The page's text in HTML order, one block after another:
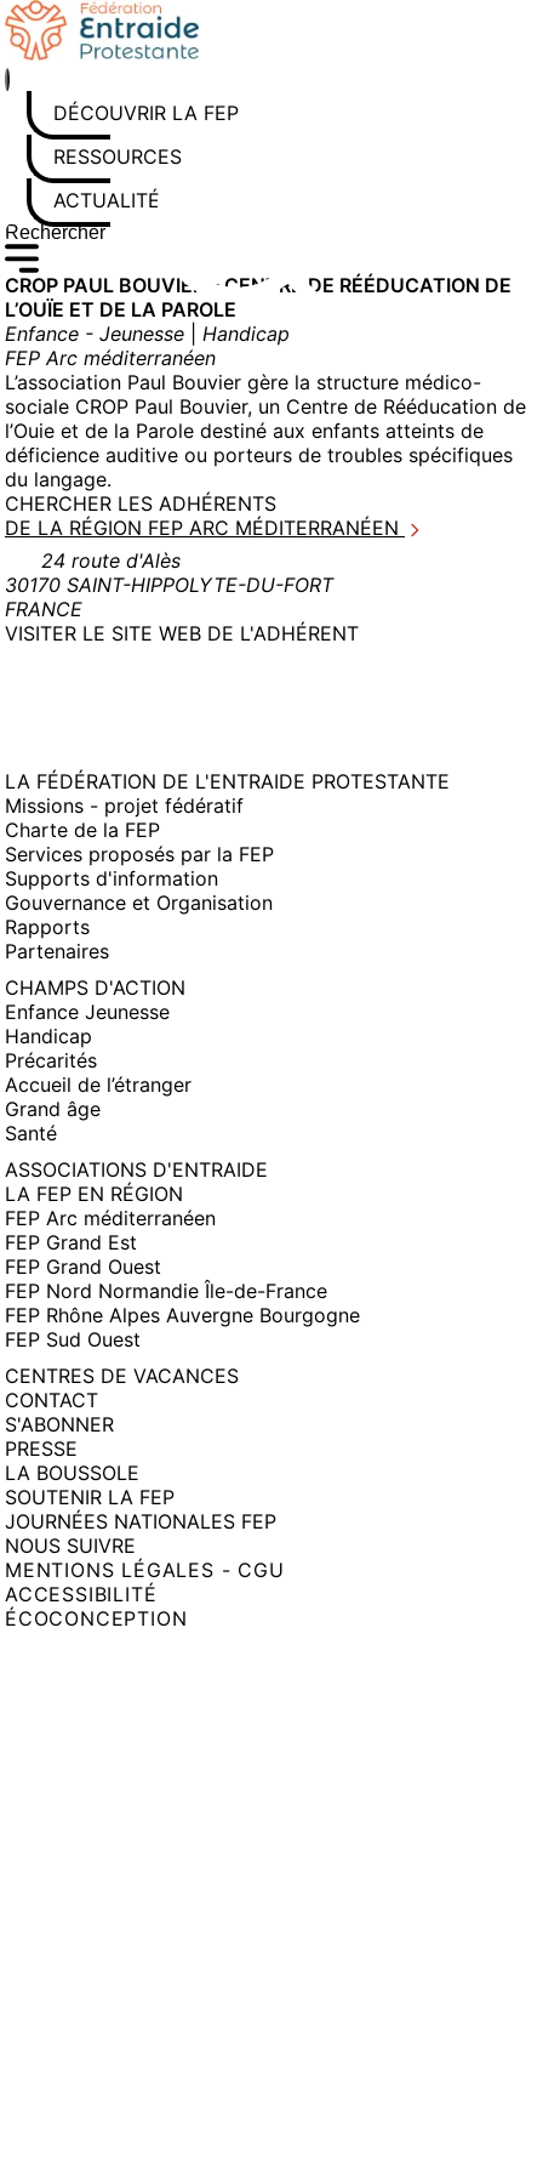
Aller
au
contenu
DÉCOUVRIR LA FEP
RESSOURCES
ACTUALITÉS
Rechercher sur le site
Saisissez au moins 3 caractères pour lancer la recherche
CROP PAUL BOUVIER – CENTRE DE RÉÉDUCATION DE
L’OUÏE ET DE LA PAROLE
Enfance - Jeunesse
Handicap
FEP Arc méditerranéen
L’association Paul Bouvier gère la structure médico-
sociale CROP Paul Bouvier, un Centre de Rééducation de
l’Ouie et de la Parole destiné aux enfants atteints de
déficience auditive ou porteurs de troubles spécifiques
du langage.
CHERCHER LES ADHÉRENTS
DE LA RÉGION FEP ARC MÉDITERRANÉEN
24 route d'Alès
30170 SAINT-HIPPOLYTE-DU-FORT
FRANCE
VISITER LE SITE WEB DE L'ADHÉRENT(NOUVELLE
LA FÉDÉRATION DE L'ENTRAIDE PROTESTANTE
Missions - projet fédératif
Charte de la FEP
Services proposés par la FEP
Supports d'information
Gouvernance et Organisation
Rapports
Partenaires
CHAMPS D'ACTION
Enfance Jeunesse
Handicap
Précarités
Accueil de l’étranger
Grand âge
Santé
ASSOCIATIONS D'ENTRAIDE
LA FEP EN RÉGION
FEP Arc méditerranéen
FEP Grand Est
FEP Grand Ouest
FEP Nord Normandie Île-de-France
FEP Rhône Alpes Auvergne Bourgogne
FEP Sud Ouest
CENTRES DE VACANCES
CONTACT
S'ABONNER
PRESSE
LA BOUSSOLE
SOUTENIR LA FEP
JOURNÉES NATIONALES FEP
NOUS SUIVRE
MENTIONS LÉGALES - CGU
ACCESSIBILITÉ
ÉCOCONCEPTION